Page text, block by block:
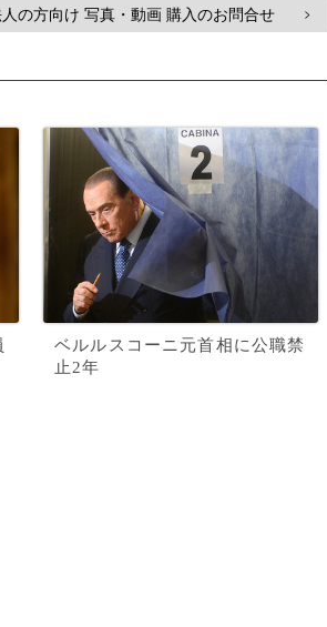
の方向け 写真・動画 購入のお問合せ >
ベルルスコーニ元首相に公職禁
止2年